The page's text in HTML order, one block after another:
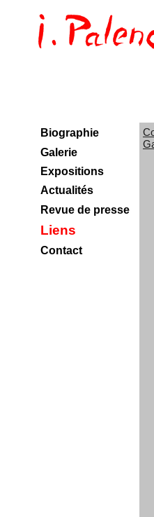
Biographie
Galerie
Expositions
Actualités
Revue de presse
Liens
Contact